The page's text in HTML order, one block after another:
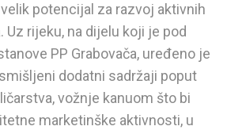
potencijal za razvoj aktivnih
Uz rijeku, na dijelu koji je pod
PP Grabovača, uređeno je
dodatni sadržaji poput
vožnje kanuom što bi
marketinške aktivnosti, u